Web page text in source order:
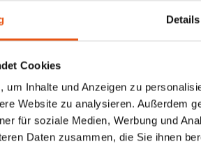
Details
Cookies
um Inhalte und Anzeigen zu
Website zu analysieren. Außerdem
für soziale Medien, Werbung und
Daten zusammen, die Sie ihnen
Auf Lager
Kekse -
Schär
Vital -